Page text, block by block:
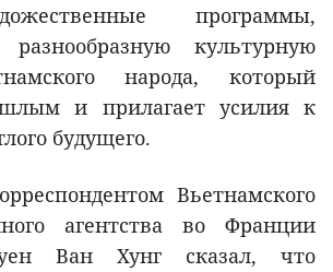
программы,
культурную
народа, который
и прилагает усилия к
будущего.
Вьетнамского
агентства во Франции
Ван Хунг сказал, что